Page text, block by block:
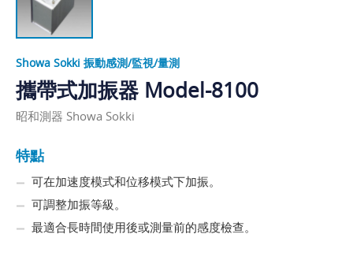
Showa Sokki 振動感測/監視/量測
攜帶式加振器 Model-8100
昭和測器 Showa Sokki
特點
可在加速度模式和位移模式下加振。
可調整加振等級。
最適合長時間使用後或測量前的感度檢查。